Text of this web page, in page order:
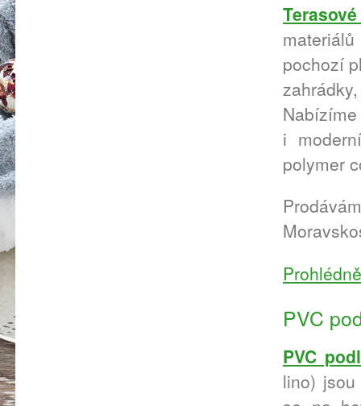
pochozí
i
polymer
PVC
PVC
lino)